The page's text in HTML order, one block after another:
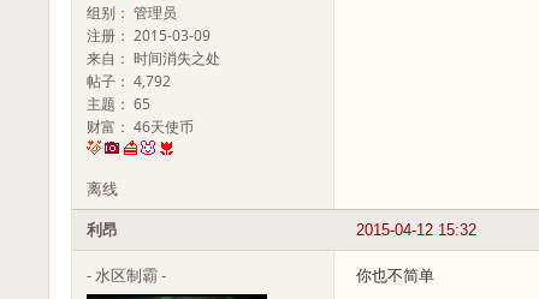
组别： 管理员
注册： 2015-03-09
来自： 时间消失之处
帖子： 4,792
主题： 65
财富： 46天使币
离线
2015-04-12 15:32
利昂
- 水区制霸 - 你也不简单